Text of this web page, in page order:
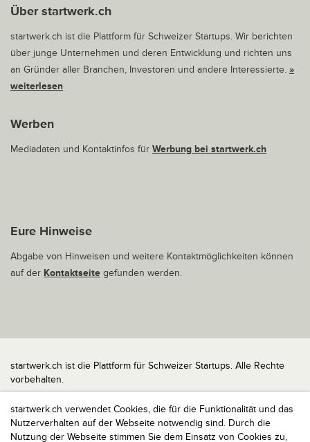
startwerk.ch verwendet Cookies, die für die Funktionalität und das
Nutzerverhalten auf der Webseite notwendig sind. Durch die
Nutzung der Webseite stimmen Sie dem Einsatz von Cookies zu,
Über startwerk.ch
startwerk.ch ist die Plattform für Schweizer Startups. Wir berichten
über junge Unternehmen und deren Entwicklung und richten uns
an Gründer aller Branchen, Investoren und andere Interessierte. »
weiterlesen
Werben
Mediadaten und Kontaktinfos für Werbung bei startwerk.ch
Eure Hinweise
Abgabe von Hinweisen und weitere Kontaktmöglichkeiten können
auf der Kontaktseite gefunden werden.
startwerk.ch ist die Plattform für Schweizer Startups. Alle Rechte
vorbehalten.
Impressum
Kontakt
nach oben